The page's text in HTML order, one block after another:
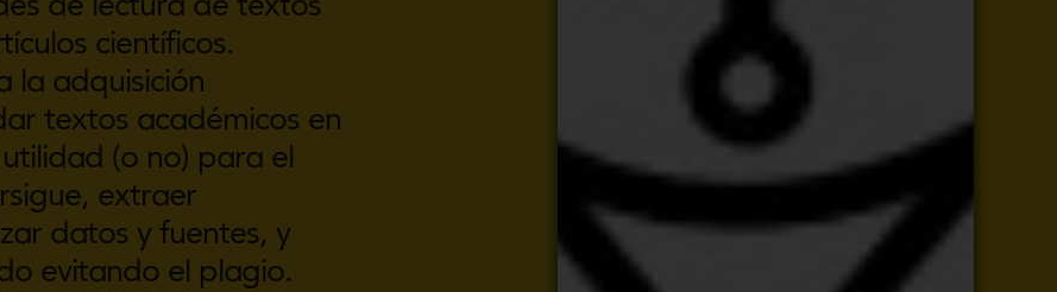
científicos.
la adquisición
textos académicos en
(o no) para el
extraer
datos y fuentes, y
evitando el plagio.